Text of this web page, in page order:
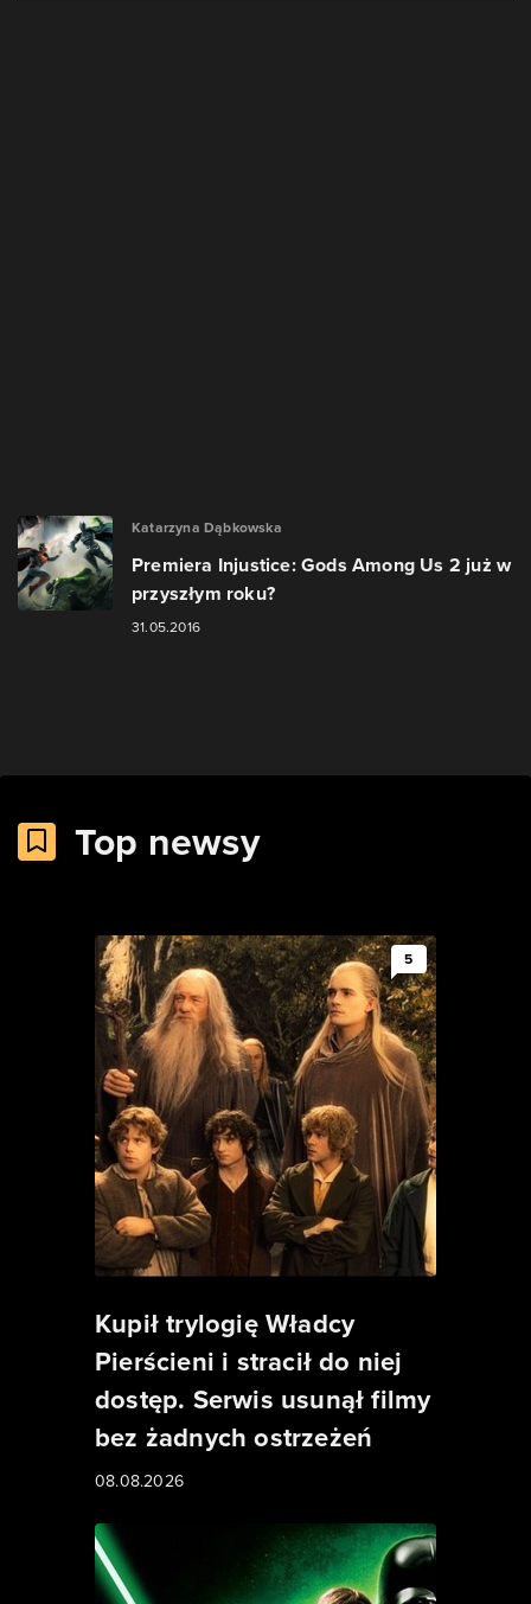
Katarzyna Dąbkowska
Premiera Injustice: Gods Among Us 2 już w
przyszłym roku?
31.05.2016
Top newsy
5
Kupił trylogię Władcy
Pierścieni i stracił do niej
dostęp. Serwis usunął filmy
bez żadnych ostrzeżeń
08.08.2026